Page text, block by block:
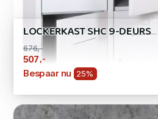
LOCKERKAST SHC 9-DEURS
676,-
507 ,-
Bespaar nu 25%